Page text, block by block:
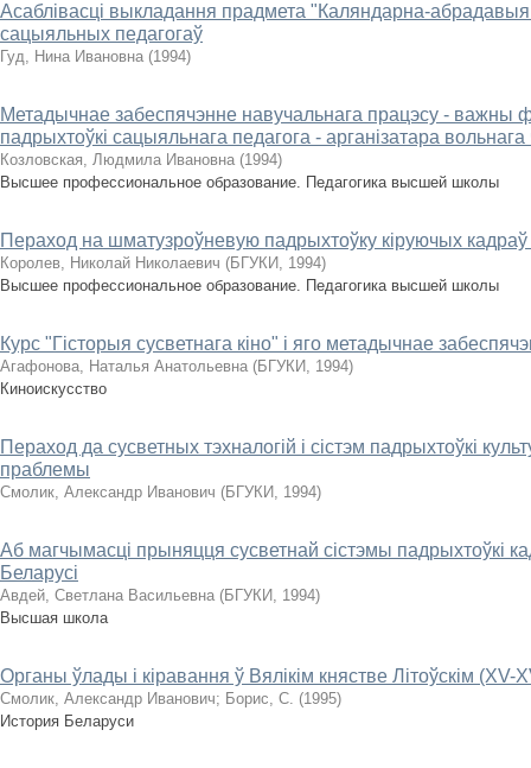
Асаблівасці выкладання прадмета "Каляндарна-
сацыяльных педагогаў
Гуд, Нина Ивановна (1994)
Метадычнае забеспячэнне навучальнага працэсу - важны
падрыхтоўкі сацыяльнага педагога - арганізатара вольнага
Козловская, Людмила Ивановна (1994)
Высшее профессиональное образование. Педагогика высшей школы
Пераход на шматузроўневую падрыхтоўку кіруючых
Королев, Николай Николаевич (БГУКИ, 1994)
Высшее профессиональное образование. Педагогика высшей школы
Курс "Гісторыя сусветнага кіно" і яго метадычнае
Агафонова, Наталья Анатольевна (БГУКИ, 1994)
Киноискусство
Пераход да сусветных тэхналогій і сістэм падрыхтоўкі
праблемы
Смолик, Александр Иванович (БГУКИ, 1994)
Аб магчымасці прыняцця сусветнай сістэмы падрыхтоўкі
Беларусі
Авдей, Светлана Васильевна (БГУКИ, 1994)
Высшая школа
Органы ўлады і кіравання ў Вялікім княстве Літоўскім (XV-
Смолик, Александр Иванович; Борис, С. (1995)
История Беларуси